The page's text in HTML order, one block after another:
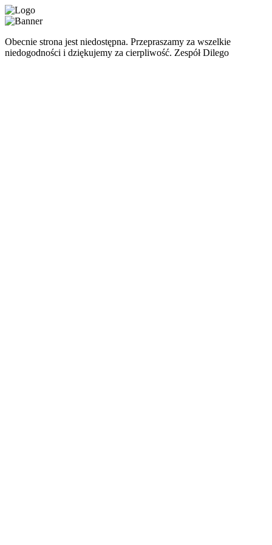
Obecnie strona jest niedostępna. Przepraszamy za wszelkie
niedogodności i dziękujemy za cierpliwość. Zespół Dilego